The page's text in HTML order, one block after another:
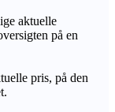
aktuelle
på en
pris, på den